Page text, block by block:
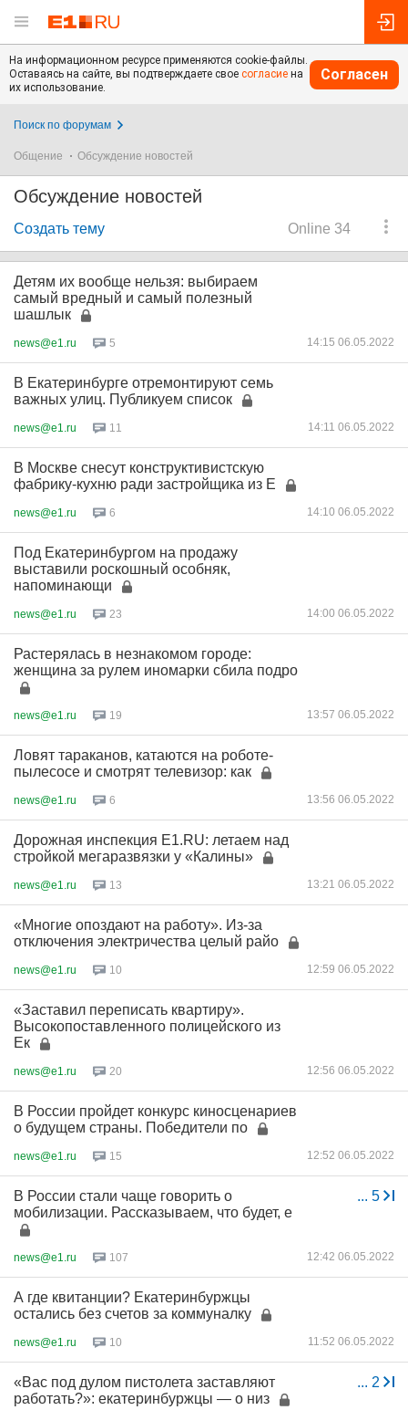
На информационном ресурсе применяются cookie-файлы.
Оставаясь на сайте, вы подтверждаете свое согласие на
их использование.
Согласен
Поиск по форумам
Общение Обсуждение новостей
Обсуждение новостей
Online 34
Создать тему
Детям их вообще нельзя: выбираем
самый вредный и самый полезный
шашлык
news@e1.ru 5 14:15 06.05.2022
В Екатеринбурге отремонтируют семь
важных улиц. Публикуем список
news@e1.ru 11 14:11 06.05.2022
В Москве снесут конструктивистскую
фабрику-кухню ради застройщика из Е
news@e1.ru 6 14:10 06.05.2022
Под Екатеринбургом на продажу
выставили роскошный особняк,
напоминающи
news@e1.ru 23 14:00 06.05.2022
Растерялась в незнакомом городе:
женщина за рулем иномарки сбила подро
news@e1.ru 19 13:57 06.05.2022
Ловят тараканов, катаются на роботе-
пылесосе и смотрят телевизор: как
news@e1.ru 6 13:56 06.05.2022
Дорожная инспекция E1.RU: летаем над
стройкой мегаразвязки у «Калины»
news@e1.ru 13 13:21 06.05.2022
«Многие опоздают на работу». Из-за
отключения электричества целый райо
news@e1.ru 10 12:59 06.05.2022
«Заставил переписать квартиру».
Высокопоставленного полицейского из
Ек
news@e1.ru 20 12:56 06.05.2022
В России пройдет конкурс киносценариев
о будущем страны. Победители по
news@e1.ru 15 12:52 06.05.2022
... 5
В России стали чаще говорить о
мобилизации. Рассказываем, что будет, е
news@e1.ru 107 12:42 06.05.2022
А где квитанции? Екатеринбуржцы
остались без счетов за коммуналку
news@e1.ru 10 11:52 06.05.2022
... 2
«Вас под дулом пистолета заставляют
работать?»: екатеринбуржцы — о низ